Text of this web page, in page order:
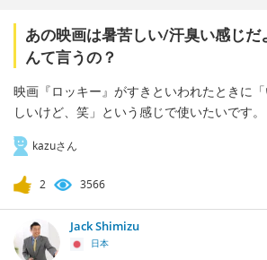
あの映画は暑苦しい/汗臭い感じだ
んて言うの？
映画『ロッキー』がすきといわれたときに
しいけど、笑」という感じで使いたいです。
kazuさん
2 3566
Jack Shimizu
日本